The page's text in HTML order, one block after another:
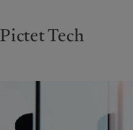
Pictet Tech